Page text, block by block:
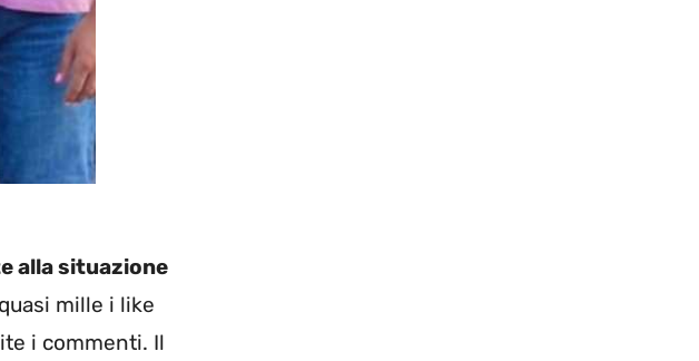
alla situazione
mille i like
i commenti. Il